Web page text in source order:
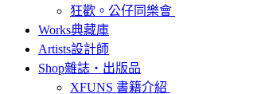
狂歡。公仔同樂會
Works典藏庫
Artists設計師
Shop雜誌‧出版品
XFUNS 書籍介紹